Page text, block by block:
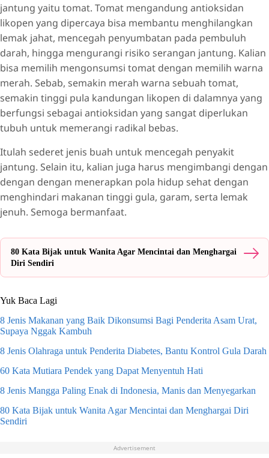
jantung yaitu tomat. Tomat mengandung antioksidan
likopen yang dipercaya bisa membantu menghilangkan
lemak jahat, mencegah penyumbatan pada pembuluh
darah, hingga mengurangi risiko serangan jantung. Kalian
bisa memilih mengonsumsi tomat dengan memilih warna
merah. Sebab, semakin merah warna sebuah tomat,
semakin tinggi pula kandungan likopen di dalamnya yang
berfungsi sebagai antioksidan yang sangat diperlukan
tubuh untuk memerangi radikal bebas.
Itulah sederet jenis buah untuk mencegah penyakit
jantung. Selain itu, kalian juga harus mengimbangi dengan
dengan dengan menerapkan pola hidup sehat dengan
menghindari makanan tinggi gula, garam, serta lemak
jenuh. Semoga bermanfaat.
80 Kata Bijak untuk Wanita Agar Mencintai dan Menghargai
Diri Sendiri
Yuk Baca Lagi
8 Jenis Makanan yang Baik Dikonsumsi Bagi Penderita Asam Urat,
Supaya Nggak Kambuh
8 Jenis Olahraga untuk Penderita Diabetes, Bantu Kontrol Gula Darah
60 Kata Mutiara Pendek yang Dapat Menyentuh Hati
8 Jenis Mangga Paling Enak di Indonesia, Manis dan Menyegarkan
80 Kata Bijak untuk Wanita Agar Mencintai dan Menghargai Diri
Sendiri
Advertisement